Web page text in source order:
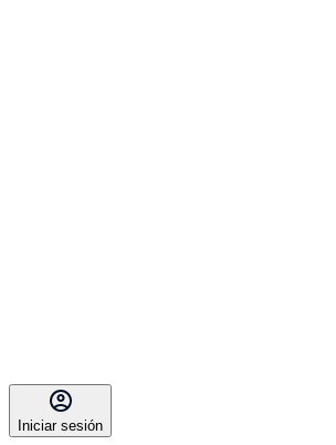
Iniciar sesión